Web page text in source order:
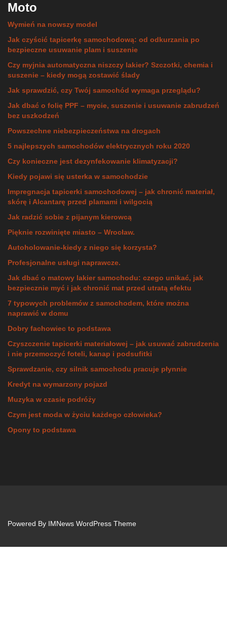
Moto
Wymień na nowszy model
Jak czyścić tapicerkę samochodową: od odkurzania po
bezpieczne usuwanie plam i suszenie
Czy myjnia automatyczna niszczy lakier? Szczotki, chemia i
suszenie – kiedy mogą zostawić ślady
Jak sprawdzić, czy Twój samochód wymaga przeglądu?
Jak dbać o folię PPF – mycie, suszenie i usuwanie zabrudzeń
bez uszkodzeń
Powszechne niebezpieczeństwa na drogach
5 najlepszych samochodów elektrycznych roku 2020
Czy konieczne jest dezynfekowanie klimatyzacji?
Kiedy pojawi się usterka w samochodzie
Impregnacja tapicerki samochodowej – jak chronić materiał,
skórę i Alcantarę przed plamami i wilgocią
Jak radzić sobie z pijanym kierowcą
Pięknie rozwinięte miasto – Wrocław.
Autoholowanie-kiedy z niego się korzysta?
Profesjonalne usługi naprawcze.
Jak dbać o matowy lakier samochodu: czego unikać, jak
bezpiecznie myć i jak chronić mat przed utratą efektu
7 typowych problemów z samochodem, które można
naprawić w domu
Dobry fachowiec to podstawa
Czyszczenie tapicerki materiałowej – jak usuwać zabrudzenia
i nie przemoczyć foteli, kanap i podsufitki
Sprawdzanie, czy silnik samochodu pracuje płynnie
Kredyt na wymarzony pojazd
Muzyka w czasie podróży
Czym jest moda w życiu każdego człowieka?
Opony to podstawa
Powered By IMNews WordPress Theme